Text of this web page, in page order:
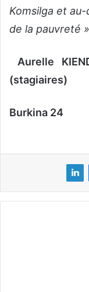
Komsilga et
de la pauvreté »
Aurelle
(stagiaires)
Burkina 24